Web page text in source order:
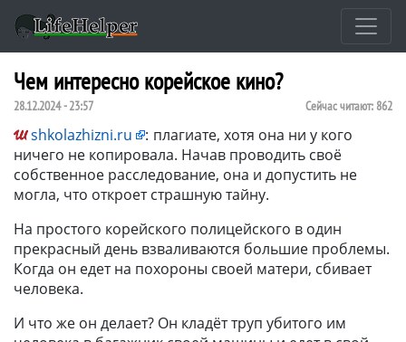
Чем интересно корейское кино?
28.12.2024 - 23:57 Сейчас читают: 862
shkolazhizni.ru : плагиате, хотя она ни у кого
ничего не копировала. Начав проводить своё
собственное расследование, она и допустить не
могла, что откроет страшную тайну.
На простого корейского полицейского в один
прекрасный день взваливаются большие проблемы.
Когда он едет на похороны своей матери, сбивает
человека.
И что же он делает? Он кладёт труп убитого им